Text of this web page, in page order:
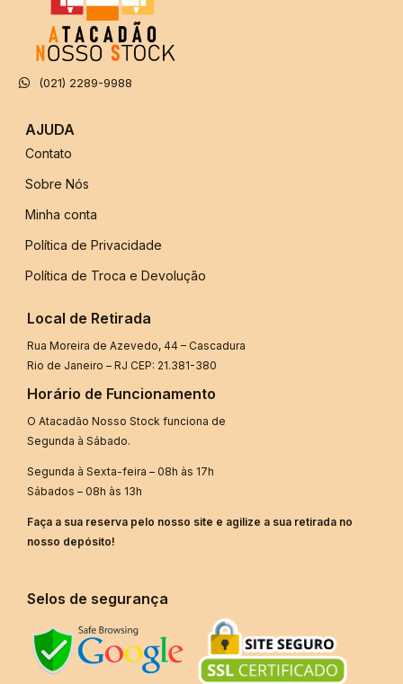
(021) 2289-9988
AJUDA
Contato
Sobre Nós
Minha conta
Política de Privacidade
Política de Troca e Devolução
Local de Retirada
Rua Moreira de Azevedo, 44 – Cascadura
Rio de Janeiro – RJ CEP: 21.381-380
Horário de Funcionamento
O Atacadão Nosso Stock funciona de
Segunda à Sábado.
Segunda à Sexta-feira – 08h às 17h
Sábados – 08h às 13h
Faça a sua reserva pelo nosso site e agilize a sua retirada no
nosso depósito!
Selos de segurança